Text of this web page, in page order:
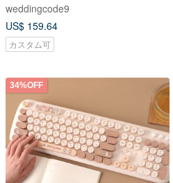
weddingcode9
US$ 159.64
カスタム可
34%OFF